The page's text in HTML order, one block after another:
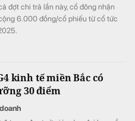
đợt chi trả lần này, cổ đông nhận
6.000 đồng/cổ phiếu từ cổ tức
kinh tế miền Bắc có
30 điểm